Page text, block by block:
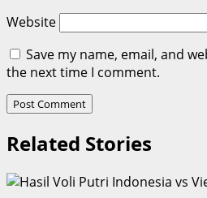
Website
Save my name, email, and
the next time I comment.
Related Stories